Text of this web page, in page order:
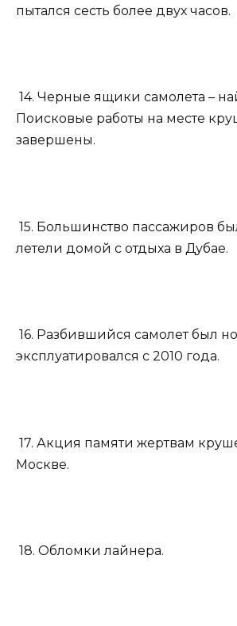
пытался сесть более двух часов.
14. Черные ящики самолета –
Поисковые работы на месте
завершены.
15. Большинство пассажиров
летели домой с отдыха в Дубае.
16. Разбившийся самолет был
эксплуатировался с 2010 года.
17. Акция памяти жертвам
Москве.
18. Обломки лайнера.